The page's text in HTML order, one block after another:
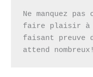
Ne manquez
faire plaisir à
faisant preuve
attend nombreux!